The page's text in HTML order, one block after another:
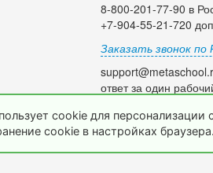
8-800-201-77-90 в
+7-904-55-21-720
Заказать звонок по
ответ за один
© 2009-2026
cookie для персонализации
cookie в настройках браузера.